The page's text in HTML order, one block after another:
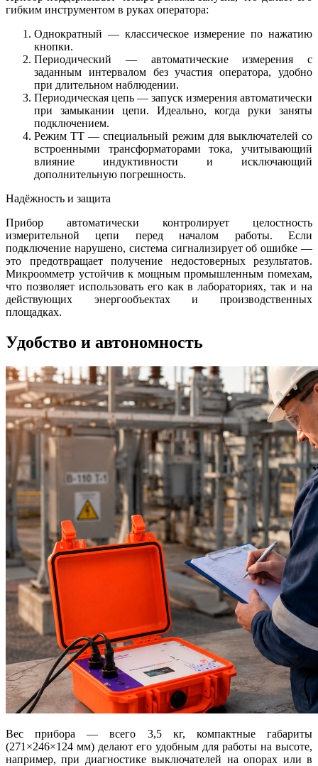
гибким инструментом в руках оператора:
Однократный — классическое измерение по нажатию
кнопки.
Периодический — автоматические измерения с
заданным интервалом без участия оператора, удобно
при длительном наблюдении.
Периодическая цепь — запуск измерения автоматически
при замыкании цепи. Идеально, когда руки заняты
подключением.
Режим ТТ — специальный режим для выключателей со
встроенными трансформаторами тока, учитывающий
влияние индуктивности и исключающий
дополнительную погрешность.
Надёжность и защита
Прибор автоматически контролирует целостность
измерительной цепи перед началом работы. Если
подключение нарушено, система сигнализирует об ошибке —
это предотвращает получение недостоверных результатов.
Микроомметр устойчив к мощным промышленным помехам,
что позволяет использовать его как в лабораториях, так и на
действующих энергообъектах и производственных
площадках.
Удобство и автономность
Вес прибора — всего 3,5 кг, компактные габариты
(271×246×124 мм) делают его удобным для работы на высоте,
например, при диагностике выключателей на опорах или в